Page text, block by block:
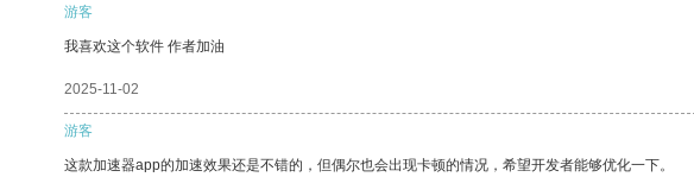
游客
我喜欢这个软件 作者加油
2025-11-02
游客
这款加速器app的加速效果还是不错的，但偶尔也会出现卡顿的情况，希望开发者能够优化一下。